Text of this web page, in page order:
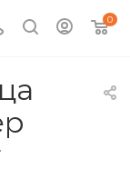
0